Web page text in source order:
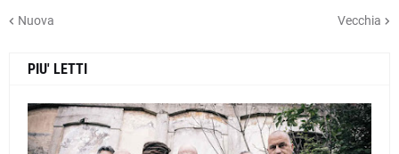
Nuova Vecchia
PIU' LETTI